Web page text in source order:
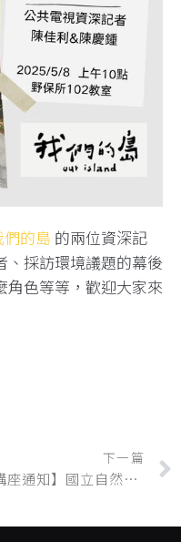
們的島 的兩位資深記
、採訪環境議題的幕後
角色等等，歡迎大家來
下一篇
【講座通知】國立自然科學博物館生物學組 陶善達博士「與人同行—台灣壁虎類動物的自然史與環境適應」歡迎聆聽